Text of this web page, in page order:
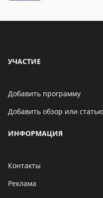
УЧАСТИЕ
Добавить программу
Добавить обзор или статью
ИНФОРМАЦИЯ
Контакты
Реклама